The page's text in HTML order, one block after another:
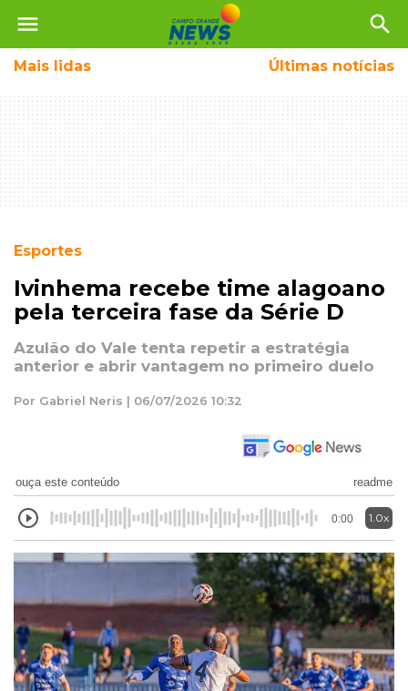
menu search
Mais lidas Últimas notícias
Esportes
Ivinhema recebe time alagoano
pela terceira fase da Série D
Azulão do Vale tenta repetir a estratégia
anterior e abrir vantagem no primeiro duelo
Por Gabriel Neris | 06/07/2026 10:32
ouça este conteúdo readme
0:00 1.0x